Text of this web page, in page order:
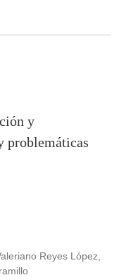
y
problemáticas
Reyes López,